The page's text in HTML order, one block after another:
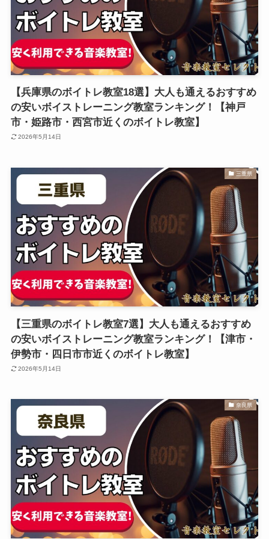
【兵庫県のボイトレ教室18選】大人も通えるおすすめ
の安いボイストレーニング教室ランキング！【神戸
市・姫路市・西宮市近くのボイトレ教室】
2026年5月14日
三重県
【三重県のボイトレ教室7選】大人も通えるおすすめ
の安いボイストレーニング教室ランキング！【津市・
伊勢市・四日市市近くのボイトレ教室】
2026年5月14日
奈良県